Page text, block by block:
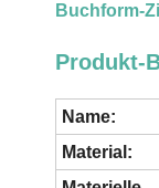
Buchform-
Produkt-
Name:
Material: